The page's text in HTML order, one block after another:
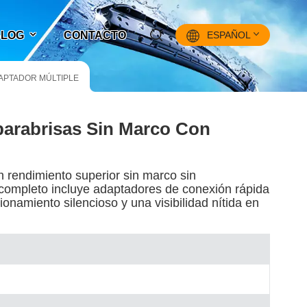
CONTACTO ESPAÑOL
English
Français
Español
MÚLTIPLE
Sin Marco Con
rendimiento superior sin marco sin
incluye adaptadores de conexión rápida
silencioso y una visibilidad nítida en